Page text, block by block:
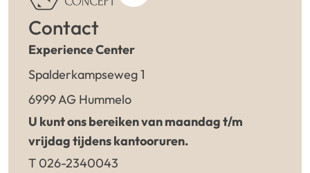
Contact
Experience Center
Spalderkampseweg 1
6999 AG Hummelo
U kunt ons bereiken van maandag t/m
vrijdag tijdens kantooruren.
T 026-2340043